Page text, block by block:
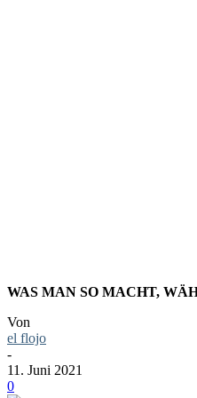
WAS MAN SO MACHT,
Von
el flojo
-
11. Juni 2021
0